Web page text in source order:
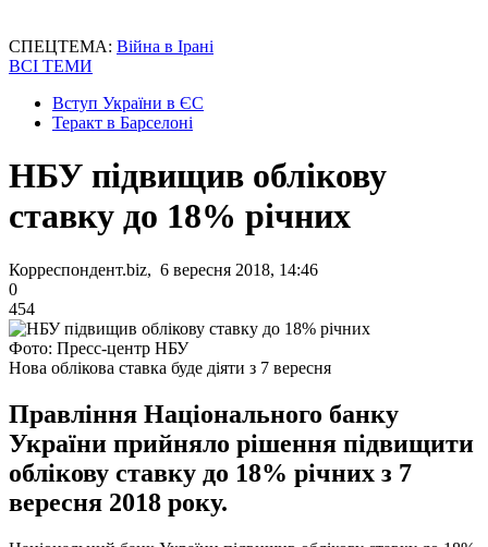
СПЕЦТЕМА: Війна в Ірані
ВСІ ТЕМИ
Вступ України в ЄС
Теракт в Барселоні
НБУ підвищив облікову
ставку до 18% річних
Корреспондент.biz, 6 вересня 2018, 14:46
0
454
Фото: Пресс-центр НБУ
Нова облікова ставка буде діяти з 7 вересня
Правління Національного банку
України прийняло рішення підвищити
облікову ставку до 18% річних з 7
вересня 2018 року.